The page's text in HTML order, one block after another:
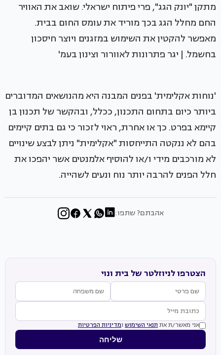
מתקן "יונק הגג", פרי פיתוח ישראלי. שואב את האוויר
החם מחלל הגג בכך מוריד את עומס החום בבית.
מאפשר להקטין את השימוש במזגנים ויוצר חיסכון
בחשמל. | יגר פתרונות לאוורור וצינון בעמ'
'נוחות אקלימית' בפנים המבנה היא מהנושאים המדוברים
ביותר כיום בתחום התכנון, ככלל, ובהקשר של תכנון בן
קיימא בפרט. כך או אחרת, ראוי לזכור כי גם בתים קיימים
בהם לא ננקטה התייחסות "אקלימית" ניתן לבצע שינויים
לא מורכבים מידי ו/או להוסיף אלמנטים אשר יהפכו את
חלל הפנים להרבה יותר נוח ונעים לשהייה.
אהבתם? שתפו:
הצטרפו לניוזלטר של בית ונוי
אני מאשר/ת את תנאי השימוש ומדיניות הפרטיות
שליחה